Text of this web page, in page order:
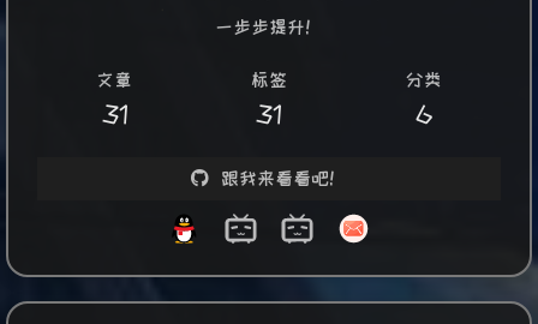
一步步提升！
文章
31
标签
31
分类
6
跟我来看看吧！